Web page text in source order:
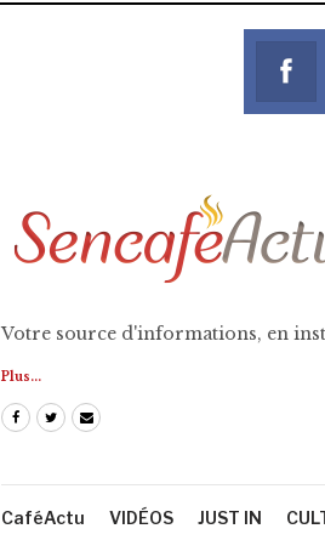
Votre source d'informations, en
Plus...
CaféActu VIDÉOS JUST IN